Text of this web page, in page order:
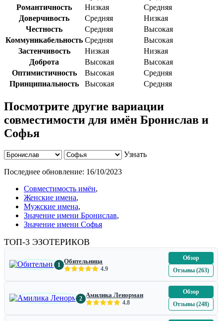
Романтичность
Низкая
Средняя
Доверчивость
Средняя
Низкая
Честность
Средняя
Высокая
Коммуникабельность Средняя
Высокая
Застенчивость
Низкая
Низкая
Доброта
Высокая
Высокая
Оптимистичность
Высокая
Средняя
Принципиальность
Высокая Средняя
Посмотрите другие вариации
совместимости для имён Бронислав и
Софья
Узнать
Последнее обновление: 16/10/2023
Совместимость имён,
Женские имена,
Мужские имена,
Значение имени Бронислав,
Значение имени Софья
ТОП-3 ЭЗОТЕРИКОВ
1 Обительница
4.9
Обзор
Отзывы (263)
2 Амилика Ленорман
4.8
Обзор
Отзывы (248)